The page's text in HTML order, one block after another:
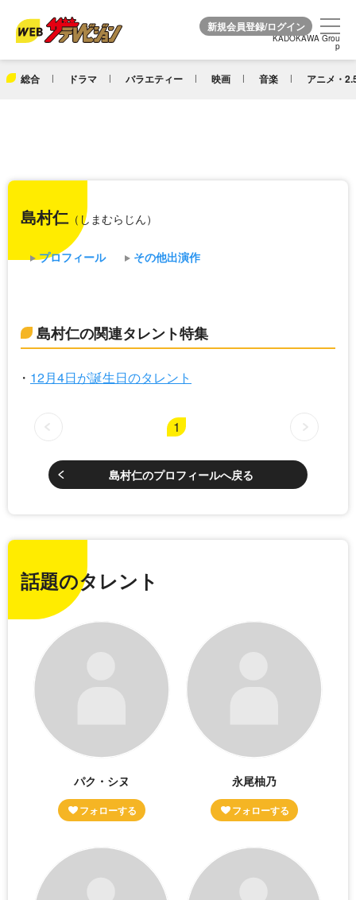
KADOKAWA Grou
p
総合 ドラマ バラエティー 映画 音楽 アニメ・
KADOKAWA Grou
p
島村仁（しまむらじん）
プロフィール その他出演作
島村仁の関連タレント特集
12月4日が誕生日のタレント
1
島村仁のプロフィールへ戻る
話題のタレント
パク・シヌ 永尾柚乃